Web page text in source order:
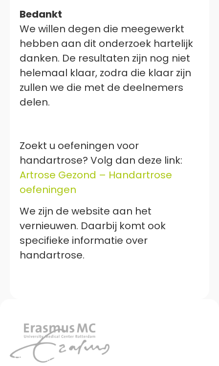
Bedankt
We willen degen die meegewerkt
hebben aan dit onderzoek hartelijk
danken. De resultaten zijn nog niet
helemaal klaar, zodra die klaar zijn
zullen we die met de deelnemers
delen.
Zoekt u oefeningen voor
handartrose? Volg dan deze link:
Artrose Gezond – Handartrose
oefeningen
We zijn de website aan het
vernieuwen. Daarbij komt ook
specifieke informatie over
handartrose.